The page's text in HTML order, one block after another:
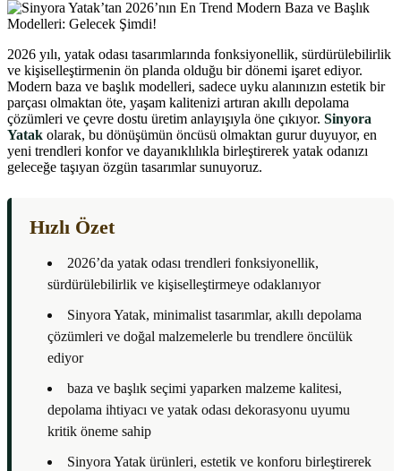
2026 yılı, yatak odası tasarımlarında fonksiyonellik, sürdürülebilirlik
ve kişiselleştirmenin ön planda olduğu bir dönemi işaret ediyor.
Modern baza ve başlık modelleri, sadece uyku alanınızın estetik bir
parçası olmaktan öte, yaşam kalitenizi artıran akıllı depolama
çözümleri ve çevre dostu üretim anlayışıyla öne çıkıyor. Sinyora
Yatak olarak, bu dönüşümün öncüsü olmaktan gurur duyuyor, en
yeni trendleri konfor ve dayanıklılıkla birleştirerek yatak odanızı
geleceğe taşıyan özgün tasarımlar sunuyoruz.
Hızlı Özet
2026’da yatak odası trendleri fonksiyonellik,
sürdürülebilirlik ve kişiselleştirmeye odaklanıyor
Sinyora Yatak, minimalist tasarımlar, akıllı depolama
çözümleri ve doğal malzemelerle bu trendlere öncülük
ediyor
baza ve başlık seçimi yaparken malzeme kalitesi,
depolama ihtiyacı ve yatak odası dekorasyonu uyumu
kritik öneme sahip
Sinyora Yatak ürünleri, estetik ve konforu birleştirerek